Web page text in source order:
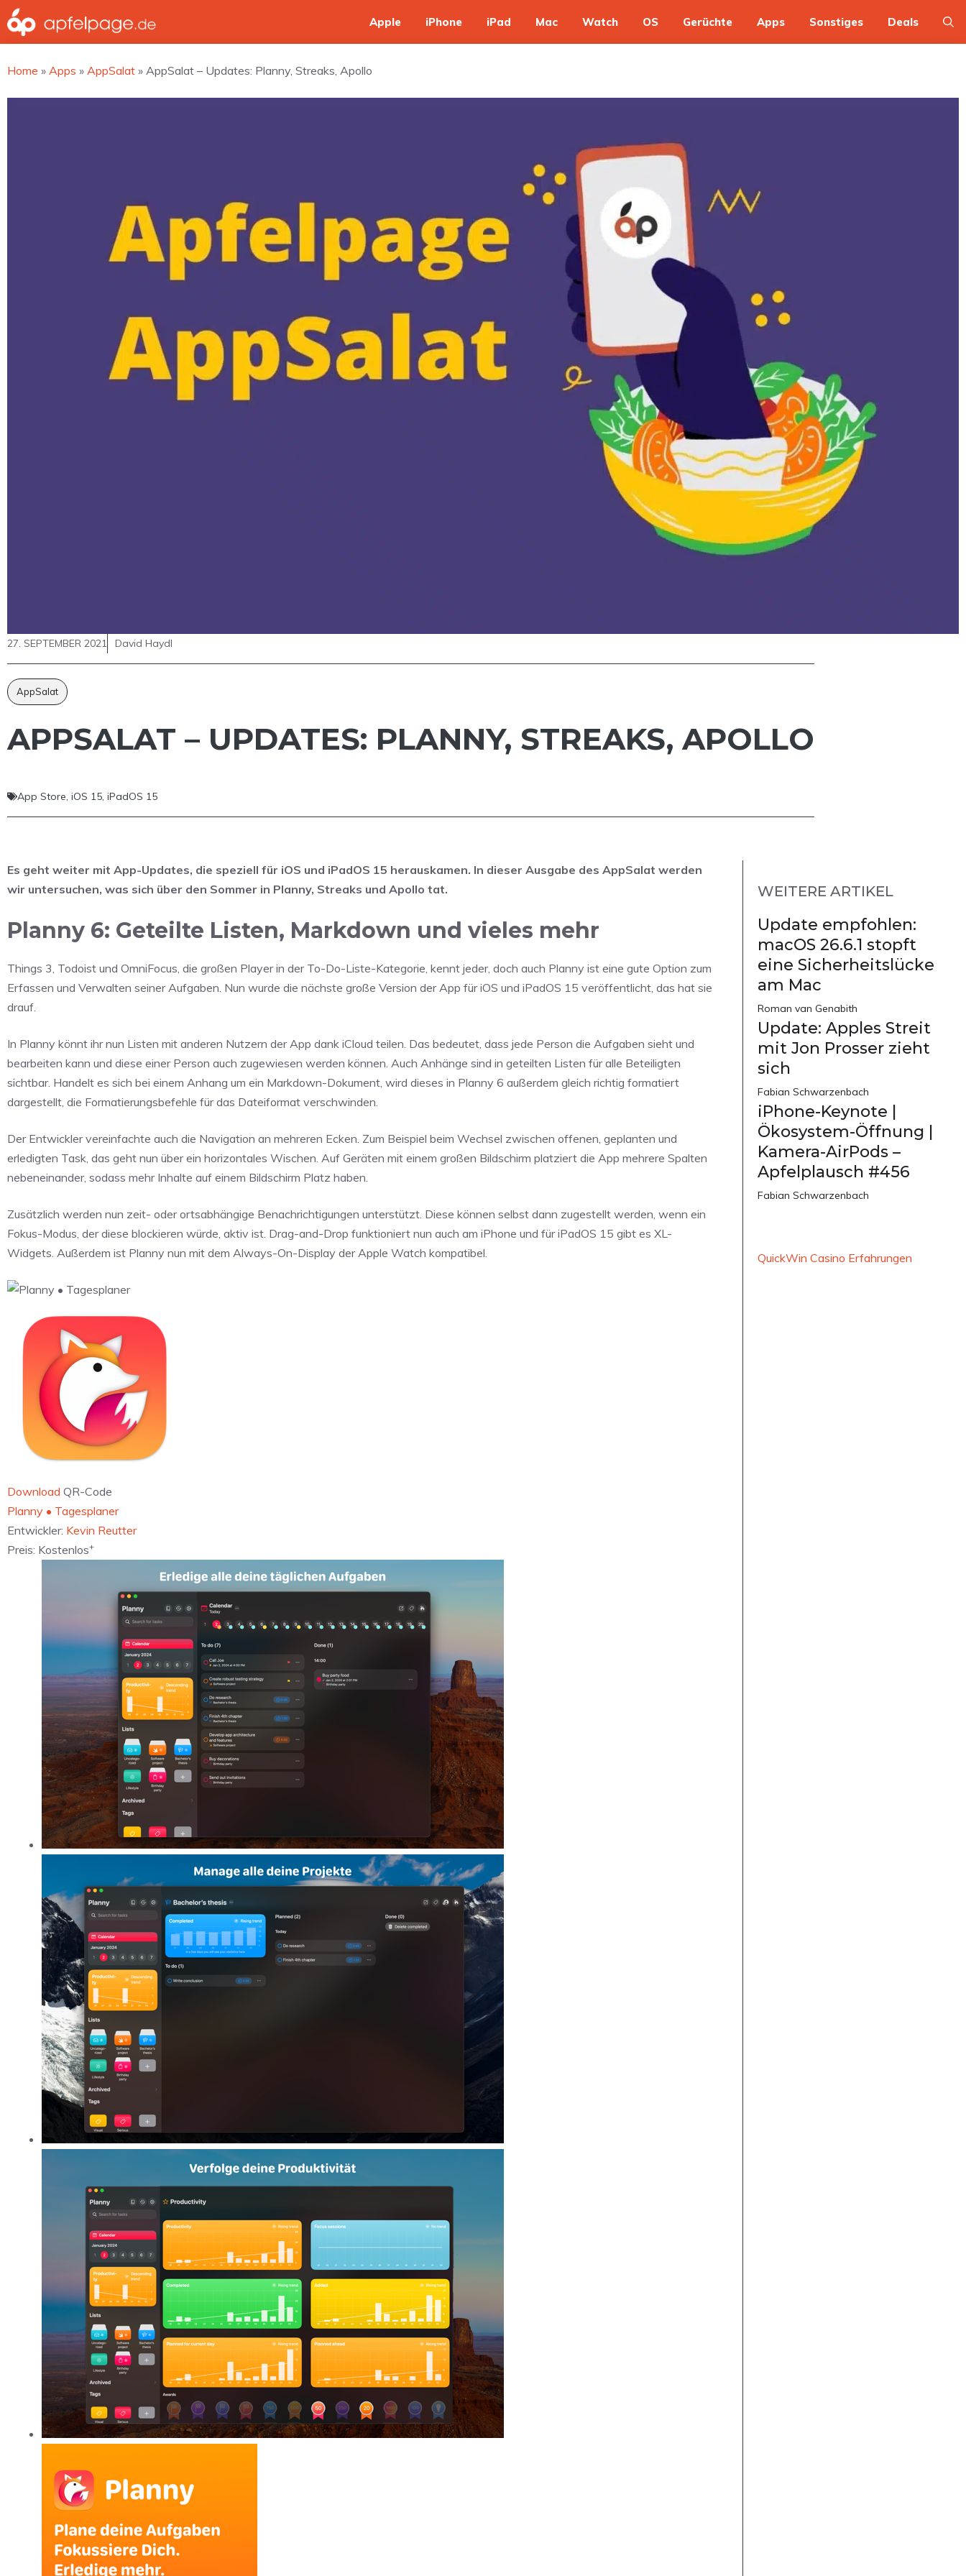
Zum
Inhalt
springen
Apple iPhone iPad Mac Watch OS Gerüchte Apps Sonstiges Deals
Home » Apps » AppSalat » AppSalat – Updates: Planny, Streaks, Apollo
27. SEPTEMBER 2021 David Haydl
AppSalat
APPSALAT – UPDATES: PLANNY, STREAKS, APOLLO
App Store iOS 15 iPadOS 15
Es geht weiter mit App-Updates, die speziell für iOS und iPadOS 15 herauskamen. In dieser Ausgabe des AppSalat werden
wir untersuchen, was sich über den Sommer in Planny, Streaks und Apollo tat.
Planny 6: Geteilte Listen, Markdown und vieles mehr
Things 3, Todoist und OmniFocus, die großen Player in der To-Do-Liste-Kategorie, kennt jeder, doch auch Planny ist eine gute Option zum
Erfassen und Verwalten seiner Aufgaben. Nun wurde die nächste große Version der App für iOS und iPadOS 15 veröffentlicht, das hat sie
drauf.
In Planny könnt ihr nun Listen mit anderen Nutzern der App dank iCloud teilen. Das bedeutet, dass jede Person die Aufgaben sieht und
bearbeiten kann und diese einer Person auch zugewiesen werden können. Auch Anhänge sind in geteilten Listen für alle Beteiligten
sichtbar. Handelt es sich bei einem Anhang um ein Markdown-Dokument, wird dieses in Planny 6 außerdem gleich richtig formatiert
dargestellt, die Formatierungsbefehle für das Dateiformat verschwinden.
Der Entwickler vereinfachte auch die Navigation an mehreren Ecken. Zum Beispiel beim Wechsel zwischen offenen, geplanten und
erledigten Task, das geht nun über ein horizontales Wischen. Auf Geräten mit einem großen Bildschirm platziert die App mehrere Spalten
nebeneinander, sodass mehr Inhalte auf einem Bildschirm Platz haben.
Zusätzlich werden nun zeit- oder ortsabhängige Benachrichtigungen unterstützt. Diese können selbst dann zugestellt werden, wenn ein
Fokus-Modus, der diese blockieren würde, aktiv ist. Drag-and-Drop funktioniert nun auch am iPhone und für iPadOS 15 gibt es XL-
Widgets. Außerdem ist Planny nun mit dem Always-On-Display der Apple Watch kompatibel.
Download QR-Code
‎Planny • Tagesplaner
Entwickler: Kevin Reutter
Preis: Kostenlos+
WEITERE ARTIKEL
Update empfohlen:
macOS 26.6.1 stopft
eine Sicherheitslücke
am Mac
Roman van Genabith
Update: Apples Streit
mit Jon Prosser zieht
sich
Fabian Schwarzenbach
iPhone-Keynote |
Ökosystem-Öffnung |
Kamera-AirPods –
Apfelplausch #456
Fabian Schwarzenbach
QuickWin Casino Erfahrungen